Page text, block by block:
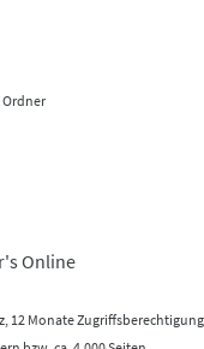
Ordner
Online
12 Monate